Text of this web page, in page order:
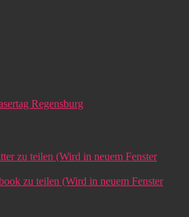
Regensburg
zu teilen (Wird in neuem Fenster
zu teilen (Wird in neuem Fenster